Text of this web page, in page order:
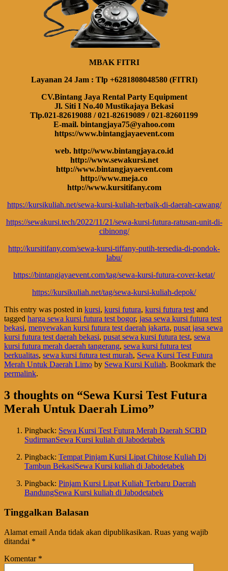
MBAK FITRI
Layanan 24 Jam : Tlp +6281808048580 (FITRI)
CV.Bintang Jaya Rental Party Equipment
Jl. Siti I No.40 Mustikajaya Bekasi
Tlp.021-82619088 / 021-82619089 / 021-82601199
E-mail. bintangjaya75@yahoo.com
https://www.bintangjayaevent.com
web. http://www.bintangjaya.co.id
http://www.sewakursi.net
http://www.bintangjayaevent.com
http://www.meja.co
http://www.kursitifany.com
https://kursikuliah.net/sewa-kursi-kuliah-terbaik-di-daerah-cawang/
https://sewakursi.tech/2022/11/21/sewa-kursi-futura-ratusan-unit-di-
cibinong/
http://kursitifany.com/sewa-kursi-tiffany-putih-tersedia-di-pondok-
labu/
https://bintangjayaevent.com/tag/sewa-kursi-futura-cover-ketat/
https://kursikuliah.net/tag/sewa-kursi-kuliah-depok/
This entry was posted in kursi, kursi futura, kursi futura test and
tagged harga sewa kursi futura test bogor, jasa sewa kursi futura test
bekasi, menyewakan kursi futura test daerah jakarta, pusat jasa sewa
kursi futura test daerah bekasi, pusat sewa kursi futura test, sewa
kursi futura merah daerah tangerang, sewa kursi futura test
berkualitas, sewa kursi futura test murah, Sewa Kursi Test Futura
Merah Untuk Daerah Limo by Sewa Kursi Kuliah. Bookmark the
permalink.
3 thoughts on “Sewa Kursi Test Futura
Merah Untuk Daerah Limo”
Pingback: Sewa Kursi Test Futura Merah Daerah SCBD
SudirmanSewa Kursi kuliah di Jabodetabek
Pingback: Tempat Pinjam Kursi Lipat Chitose Kuliah Di
Tambun BekasiSewa Kursi kuliah di Jabodetabek
Pingback: Pinjam Kursi Lipat Kuliah Terbaru Daerah
BandungSewa Kursi kuliah di Jabodetabek
Tinggalkan Balasan
Alamat email Anda tidak akan dipublikasikan. Ruas yang wajib
ditandai *
Komentar *